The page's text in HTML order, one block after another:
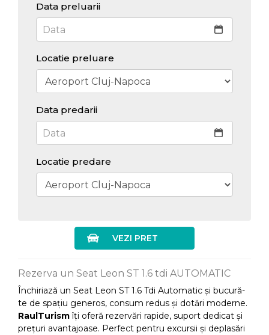
Data preluarii
Locatie preluare
Data predarii
Locatie predare
VEZI PRET
Rezerva un Seat Leon ST 1.6 tdi AUTOMATIC
Închiriază un Seat Leon ST 1.6 Tdi Automatic și bucură-
te de spațiu generos, consum redus și dotări moderne.
RaulTurismîți oferă rezervări rapide, suport dedicat și
prețuri avantajoase. Perfect pentru excursii și deplasări